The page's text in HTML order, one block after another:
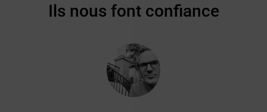
Ils nous font confiance